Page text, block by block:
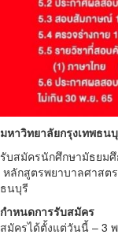
มหาวิทยาลัยกรุงเทพธ
รับสมัครนักศึกษามัธยม
หลักสูตรพยาบาลศาสต
ธนบุรี
กำหนดการรับสมัคร
สมัครได้ตั้งแต่วันนี้ – 3